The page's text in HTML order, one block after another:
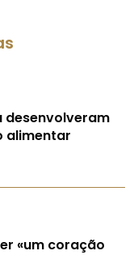
desenvolveram
alimentar
«um coração